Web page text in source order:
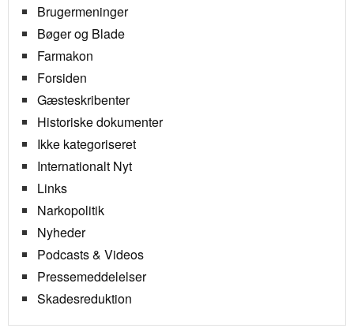
Brugermeninger
Bøger og Blade
Farmakon
Forsiden
Gæsteskribenter
Historiske dokumenter
Ikke kategoriseret
Internationalt Nyt
Links
Narkopolitik
Nyheder
Podcasts & Videos
Pressemeddelelser
Skadesreduktion